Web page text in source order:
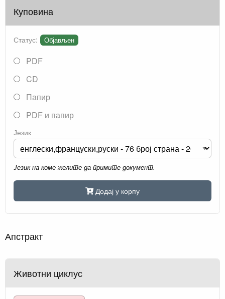
Куповина
Статус: Објављен
PDF
CD
Папир
PDF и папир
Језик
Језик на коме желите да примите документ.
Додај у корпу
Апстракт
Животни циклус